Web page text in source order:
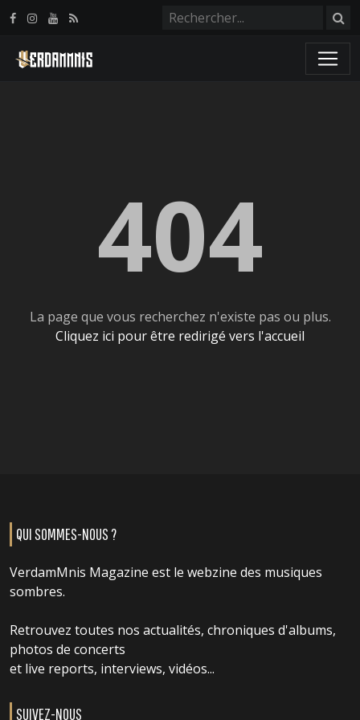
404
La page que vous recherchez n'existe pas ou plus.
Cliquez ici pour être redirigé vers l'accueil
QUI SOMMES-NOUS ?
VerdamMnis Magazine est le webzine des musiques
sombres.
Retrouvez toutes nos actualités, chroniques d'albums,
photos de concerts
et live reports, interviews, vidéos...
SUIVEZ-NOUS
Panneau de gestion des cookies